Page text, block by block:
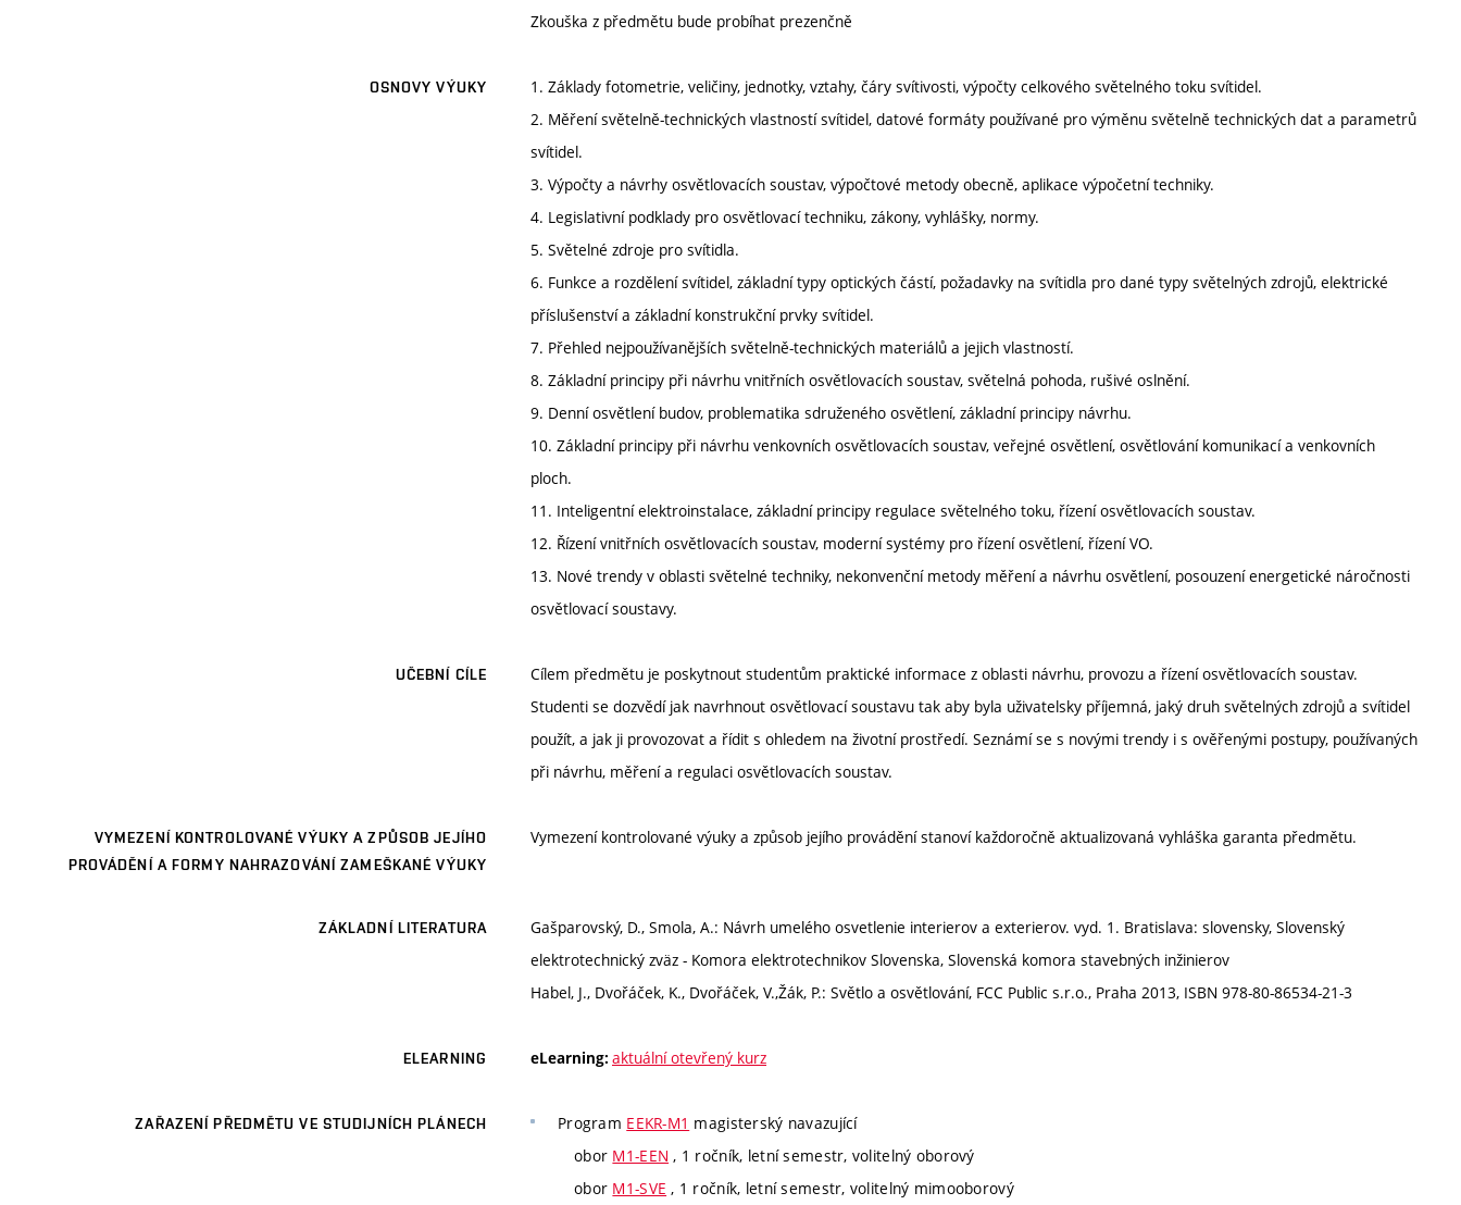
Zkouška z předmětu bude probíhat prezenčně
OSNOVY VÝUKY
1. Základy fotometrie, veličiny, jednotky, vztahy, čáry svítivosti, výpočty celkového světelného toku svítidel.
2. Měření světelně-technických vlastností svítidel, datové formáty používané pro výměnu světelně technických dat a parametrů
svítidel.
3. Výpočty a návrhy osvětlovacích soustav, výpočtové metody obecně, aplikace výpočetní techniky.
4. Legislativní podklady pro osvětlovací techniku, zákony, vyhlášky, normy.
5. Světelné zdroje pro svítidla.
6. Funkce a rozdělení svítidel, základní typy optických částí, požadavky na svítidla pro dané typy světelných zdrojů, elektrické
příslušenství a základní konstrukční prvky svítidel.
7. Přehled nejpoužívanějších světelně-technických materiálů a jejich vlastností.
8. Základní principy při návrhu vnitřních osvětlovacích soustav, světelná pohoda, rušivé oslnění.
9. Denní osvětlení budov, problematika sdruženého osvětlení, základní principy návrhu.
10. Základní principy při návrhu venkovních osvětlovacích soustav, veřejné osvětlení, osvětlování komunikací a venkovních
ploch.
11. Inteligentní elektroinstalace, základní principy regulace světelného toku, řízení osvětlovacích soustav.
12. Řízení vnitřních osvětlovacích soustav, moderní systémy pro řízení osvětlení, řízení VO.
13. Nové trendy v oblasti světelné techniky, nekonvenční metody měření a návrhu osvětlení, posouzení energetické náročnosti
osvětlovací soustavy.
UČEBNÍ CÍLE
Cílem předmětu je poskytnout studentům praktické informace z oblasti návrhu, provozu a řízení osvětlovacích soustav.
Studenti se dozvědí jak navrhnout osvětlovací soustavu tak aby byla uživatelsky příjemná, jaký druh světelných zdrojů a svítidel
použít, a jak ji provozovat a řídit s ohledem na životní prostředí. Seznámí se s novými trendy i s ověřenými postupy, používaných
při návrhu, měření a regulaci osvětlovacích soustav.
VYMEZENÍ KONTROLOVANÉ VÝUKY A ZPŮSOB JEJÍHO
PROVÁDĚNÍ A FORMY NAHRAZOVÁNÍ ZAMEŠKANÉ VÝUKY
Vymezení kontrolované výuky a způsob jejího provádění stanoví každoročně aktualizovaná vyhláška garanta předmětu.
ZÁKLADNÍ LITERATURA
Gašparovský, D., Smola, A.: Návrh umelého osvetlenie interierov a exterierov. vyd. 1. Bratislava: slovensky, Slovenský
elektrotechnický zväz - Komora elektrotechnikov Slovenska, Slovenská komora stavebných inžinierov
Habel, J., Dvořáček, K., Dvořáček, V.,Žák, P.: Světlo a osvětlování, FCC Public s.r.o., Praha 2013, ISBN 978-80-86534-21-3
ELEARNING eLearning: aktuální otevřený kurz
ZAŘAZENÍ PŘEDMĚTU VE STUDIJNÍCH PLÁNECH Program EEKR-M1 magisterský navazující
obor M1-EEN , 1 ročník, letní semestr, volitelný oborový
obor M1-SVE , 1 ročník, letní semestr, volitelný mimooborový